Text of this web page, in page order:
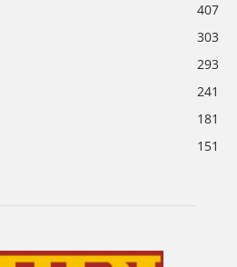
407
303
293
241
181
151